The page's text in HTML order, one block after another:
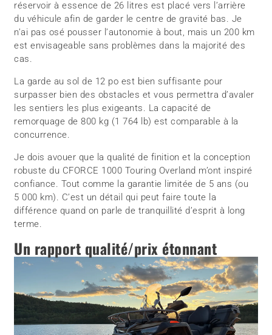
réservoir à essence de 26 litres est placé vers l’arrière
du véhicule afin de garder le centre de gravité bas. Je
n’ai pas osé pousser l’autonomie à bout, mais un 200 km
est envisageable sans problèmes dans la majorité des
cas.
La garde au sol de 12 po est bien suffisante pour
surpasser bien des obstacles et vous permettra d’avaler
les sentiers les plus exigeants. La capacité de
remorquage de 800 kg (1 764 lb) est comparable à la
concurrence.
Je dois avouer que la qualité de finition et la conception
robuste du CFORCE 1000 Touring Overland m’ont inspiré
confiance. Tout comme la garantie limitée de 5 ans (ou
5 000 km). C’est un détail qui peut faire toute la
différence quand on parle de tranquillité d’esprit à long
terme.
Un rapport qualité/prix étonnant